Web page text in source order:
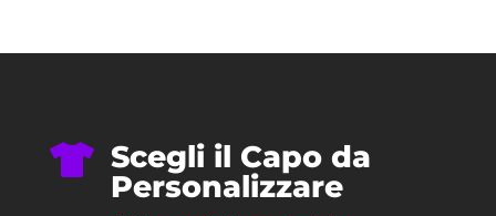
 Scegli il Capo da
Personalizzare